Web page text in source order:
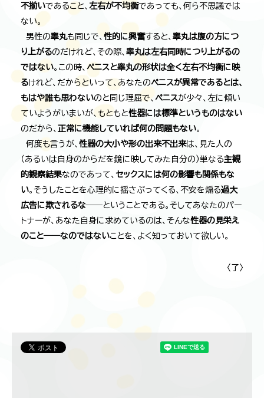
不揃いであること、 左右が不均衡であっても、何ら不思議では
ない。
男性の睾丸も同じで、 性的に興奮すると、 睾丸は腹の方につ
り上がるのだけれど、その際、 睾丸は左右同時につり上がるの
ではない。この時、 ペニスと睾丸の形状は全く左右不均衡に映
るけれど、だからといって、あなたのペニスが異常であるとは、
もはや誰も思わないのと同じ理屈で、 ペニスが少々、左に傾い
ていようがいまいが、もともと性器には標準というものはない
のだから、 正常に機能していれば何の問題もない。
何度も言うが、 性器の大小や形の出来不出来は、見た人の
（あるいは自身のからだを鏡に映してみた自分の）単なる主観
的観察結果なのであって、 セックスには何の影響も関係もな
い。そうしたことを心理的に揺さぶってくる、不安を煽る過大
広告に欺されるな――ということである。そしてあなたのパー
トナーが、あなた自身に求めているのは、そんな性器の見栄え
のこと――なのではないことを、よく知っておいて欲しい。
〈了〉